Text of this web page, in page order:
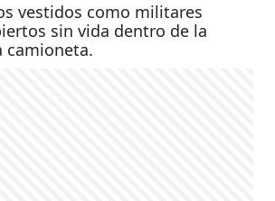
vestidos como militares
sin vida dentro de la
camioneta.